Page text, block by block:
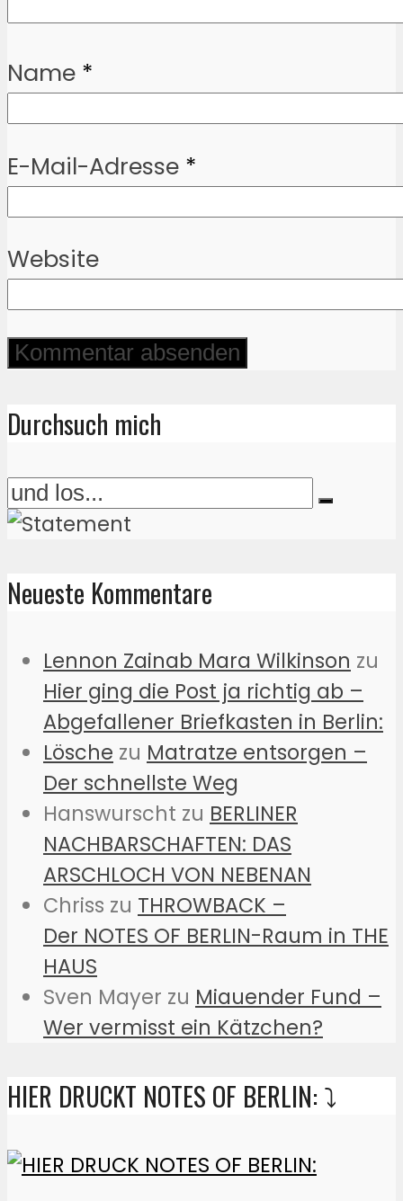
Name *
E-Mail-Adresse *
Website
Durchsuch mich
Neueste Kommentare
Lennon Zainab Mara Wilkinson zu
Hier ging die Post ja richtig ab –
Abgefallener Briefkasten in Berlin:
Lösche zu Matratze entsorgen –
Der schnellste Weg
Hanswurscht zu BERLINER
NACHBARSCHAFTEN: DAS
ARSCHLOCH VON NEBENAN
Chriss zu THROWBACK –
Der NOTES OF BERLIN-Raum in THE
HAUS
Sven Mayer zu Miauender Fund –
Wer vermisst ein Kätzchen?
HIER DRUCKT NOTES OF BERLIN: ⤵️